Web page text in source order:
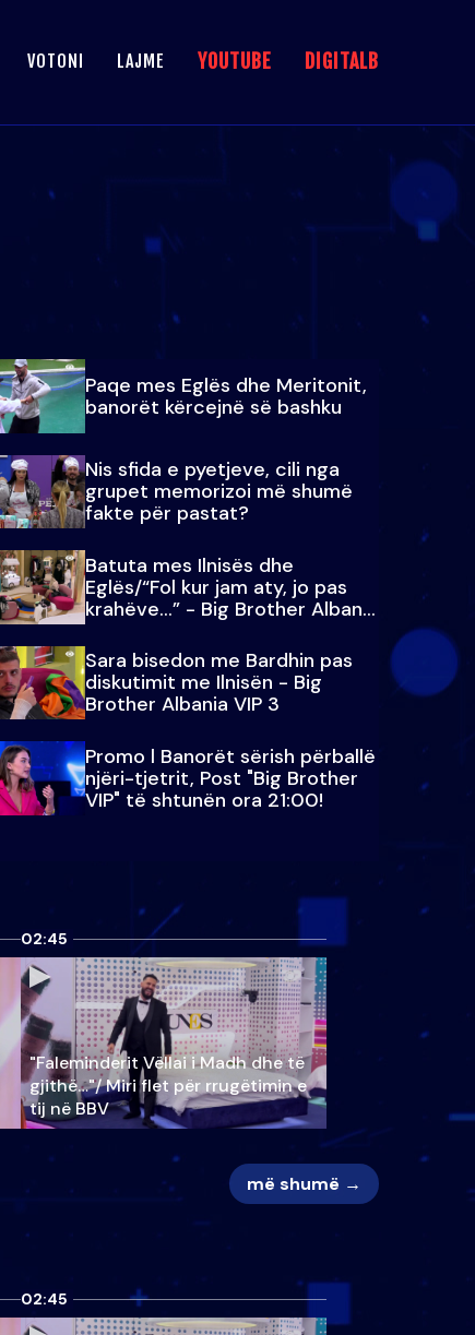
VOTONI LAJME YOUTUBE DIGITALB
Paqe mes Eglës dhe Meritonit,
banorët kërcejnë së bashku
Nis sfida e pyetjeve, cili nga
grupet memorizoi më shumë
fakte për pastat?
Batuta mes Ilnisës dhe
Eglës/“Fol kur jam aty, jo pas
krahëve…” - Big Brother Albania
VIP 3
Sara bisedon me Bardhin pas
diskutimit me Ilnisën - Big
Brother Albania VIP 3
Promo l Banorët sërish përballë
njëri-tjetrit, Post "Big Brother
VIP" të shtunën ora 21:00!
02:45
"Faleminderit Vëllai i Madh dhe të
gjithë…"/ Miri flet për rrugëtimin e
tij në BBV
më shumë →
02:45